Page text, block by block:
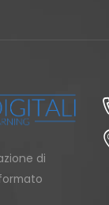
di